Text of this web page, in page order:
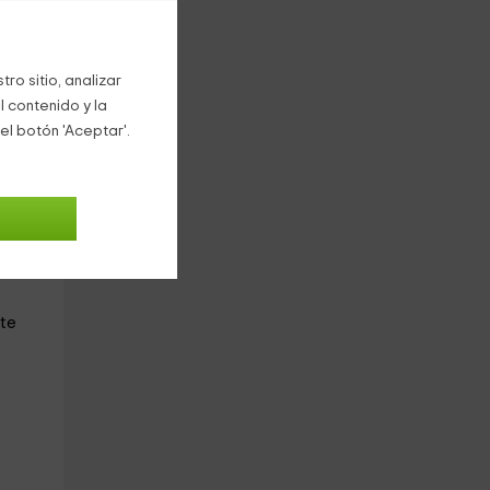
sitio, analizar
contenido y la
botón 'Aceptar'.